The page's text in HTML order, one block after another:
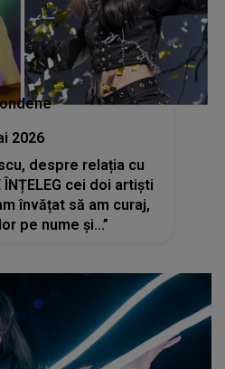
2026
despre relația cu
cei doi artiști
învățat să am curaj,
pe nume și...”